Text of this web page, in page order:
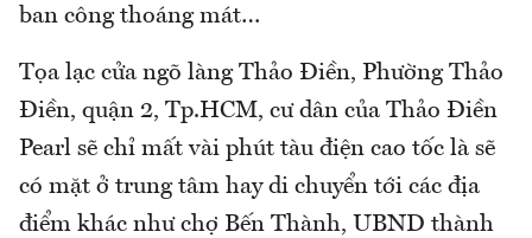
ban công thoáng mát…
Tọa lạc cửa ngõ làng Thảo Điền, Phường Thảo
Điền, quận 2, Tp.HCM, cư dân của Thảo Điền
Pearl sẽ chỉ mất vài phút tàu điện cao tốc là sẽ
có mặt ở trung tâm hay di chuyển tới các địa
điểm khác như chợ Bến Thành, UBND thành